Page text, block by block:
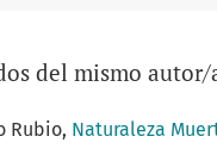
del mismo autor/
Rubio, Naturaleza